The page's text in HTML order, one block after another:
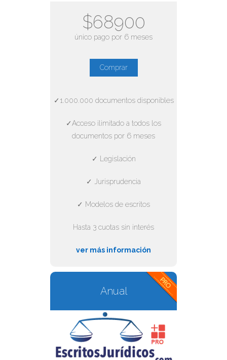
$68900
único pago por 6 meses
Comprar
✓1.000.000 documentos disponibles
✓Acceso ilimitado a todos los
documentos por 6 meses
✓ Legislación
✓ Jurisprudencia
✓ Modelos de escritos
Hasta 3 cuotas sin interés
ver más información
Anual